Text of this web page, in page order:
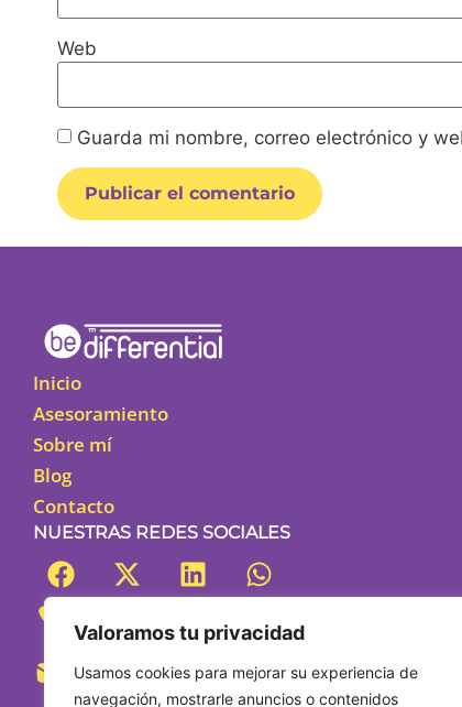
Valoramos tu privacidad
Usamos cookies para mejorar su experiencia de
navegación, mostrarle anuncios o contenidos
Web
Guarda mi nombre, correo electrónico y
Alternative:
Inicio
Asesoramiento
Sobre mí
Blog
Contacto
NUESTRAS REDES SOCIALES
info@bedifferential.com